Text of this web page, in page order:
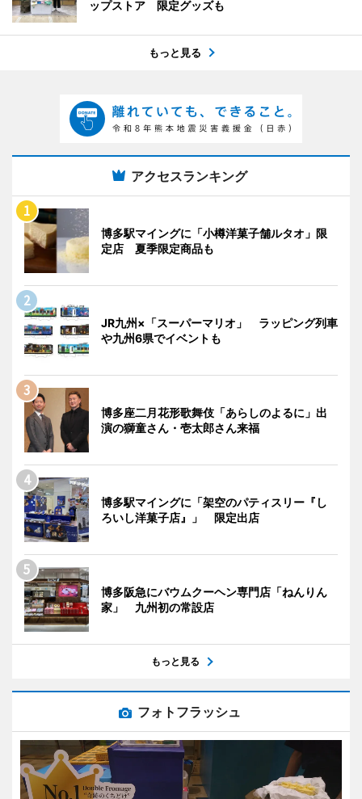
ップストア 限定グッズも
もっと見る
アクセスランキング
博多駅マイングに「小樽洋菓子舗ルタオ」限
定店 夏季限定商品も
JR九州×「スーパーマリオ」 ラッピング列車
や九州6県でイベントも
博多座二月花形歌舞伎「あらしのよるに」出
演の獅童さん・壱太郎さん来福
博多駅マイングに「架空のパティスリー『し
ろいし洋菓子店』」 限定出店
博多阪急にバウムクーヘン専門店「ねんりん
家」 九州初の常設店
もっと見る
フォトフラッシュ